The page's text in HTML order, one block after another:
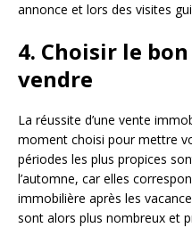
annonce et lors des visites
4. Choisir le
vendre
La réussite d’une vente
moment choisi pour mettre
périodes les plus propices
l’automne, car elles
immobilière après les
sont alors plus nombreux et